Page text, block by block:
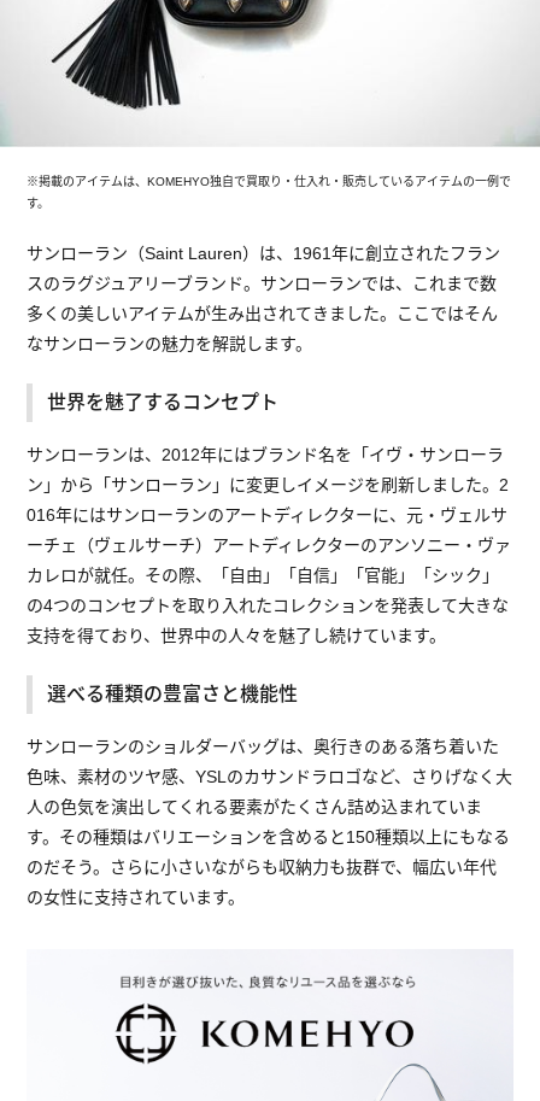
※掲載のアイテムは、KOMEHYO独自で買取り・仕入れ・販売しているアイテムの一例で
す。
サンローラン（Saint Lauren）は、1961年に創立されたフラン
スのラグジュアリーブランド。サンローランでは、これまで数
多くの美しいアイテムが生み出されてきました。ここではそん
なサンローランの魅力を解説します。
世界を魅了するコンセプト
サンローランは、2012年にはブランド名を「イヴ・サンローラ
ン」から「サンローラン」に変更しイメージを刷新しました。2
016年にはサンローランのアートディレクターに、元・ヴェルサ
ーチェ（ヴェルサーチ）アートディレクターのアンソニー・ヴァ
カレロが就任。その際、「自由」「自信」「官能」「シック」
の4つのコンセプトを取り入れたコレクションを発表して大きな
支持を得ており、世界中の人々を魅了し続けています。
選べる種類の豊富さと機能性
サンローランのショルダーバッグは、奥行きのある落ち着いた
色味、素材のツヤ感、YSLのカサンドラロゴなど、さりげなく大
人の色気を演出してくれる要素がたくさん詰め込まれていま
す。その種類はバリエーションを含めると150種類以上にもなる
のだそう。さらに小さいながらも収納力も抜群で、幅広い年代
の女性に支持されています。